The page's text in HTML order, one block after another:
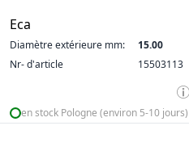
Eca
Diamètre extérieure mm:
15.00
Nr- d'article
15503113
en stock Pologne (environ 5-10 jours)